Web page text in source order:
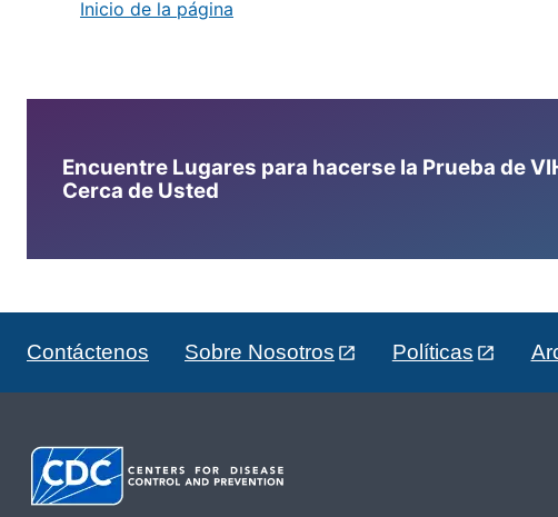
Inicio de la página
Encuentre Lugares para hacerse la Prueba de
Cerca de Usted
Contáctenos Sobre Nosotros Políticas